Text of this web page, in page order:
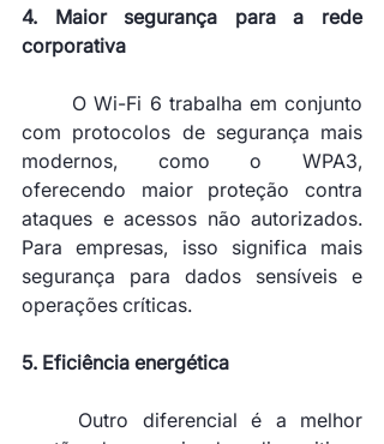
4. Maior segurança para a rede
corporativa
com protocolos de segurança mais
modernos, como o WPA3,
oferecendo maior proteção contra
ataques e acessos não autorizados.
Para empresas, isso significa mais
segurança para dados sensíveis e
operações críticas.
5. Eficiência energética